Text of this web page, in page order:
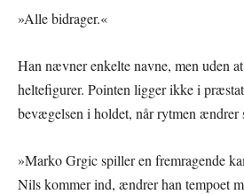
»Alle bidrager.«
Han nævner enkelte navne, men uden
heltefigurer. Pointen ligger ikke i
bevægelsen i holdet, når rytmen ændrer
»Marko Grgic spiller en fremragende
Nils kommer ind, ændrer han tempoet